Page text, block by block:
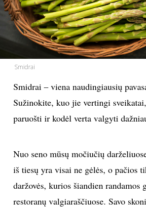
HOROSKOPAI
ASTROLOGIJA
KULTŪRA
MUZIKA
Smidrai
Smidrai – viena naudingiausių
Sužinokite, kuo jie vertingi
paruošti ir kodėl verta valgyti
Nuo seno mūsų močiučių
iš tiesų yra visai ne gėlės, o pačios
daržovės, kurios šiandien randamos
restoranų valgiaraščiuose. Savo